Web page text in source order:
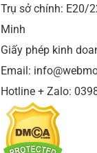
Trụ sở chính: E20/
Minh
Giấy phép kinh
Email:
Hotline + Zalo: